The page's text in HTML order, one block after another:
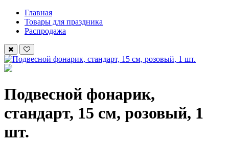
Главная
Товары для праздника
Распродажа
Подвесной фонарик,
стандарт, 15 см, розовый, 1
шт.